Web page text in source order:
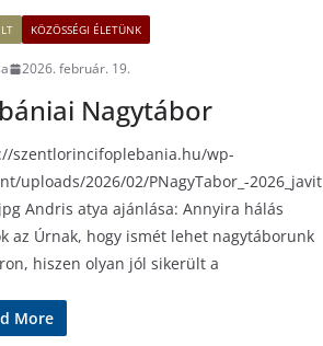
KÖZÖSSÉGI ÉLETÜNK
2026. február. 19.
Nagytábor
szentlorincifoplebania.hu/wp-
uploads/2026/02/PNagyTabor_-2026_javit
Andris atya ajánlása: Annyira hálás
az Úrnak, hogy ismét lehet nagytáborunk
hiszen olyan jól sikerült a
More